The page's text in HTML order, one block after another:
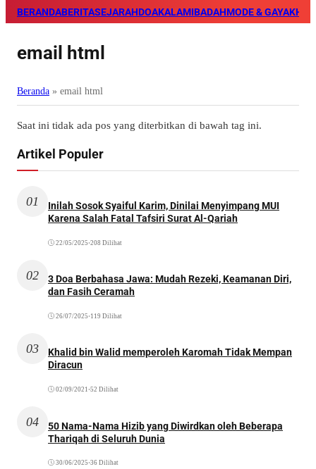
BERANDABERITASEJARAHDOAKALAMIBADAHMODE & GAYA
email html
Beranda » email html
Saat ini tidak ada pos yang diterbitkan di bawah tag ini.
Artikel Populer
01
Inilah Sosok Syaiful Karim, Dinilai Menyimpang MUI
Karena Salah Fatal Tafsiri Surat Al-Qariah
22/05/2025 •208 Dilihat
02
3 Doa Berbahasa Jawa: Mudah Rezeki, Keamanan Diri,
dan Fasih Ceramah
26/07/2025 •119 Dilihat
03
Khalid bin Walid memperoleh Karomah Tidak Mempan
Diracun
02/09/2021 •52 Dilihat
04
50 Nama-Nama Hizib yang Diwirdkan oleh Beberapa
Thariqah di Seluruh Dunia
30/06/2025 •36 Dilihat